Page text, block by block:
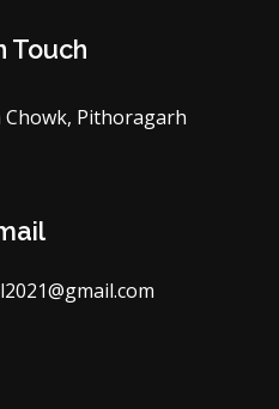
Touch
Pithoragarh